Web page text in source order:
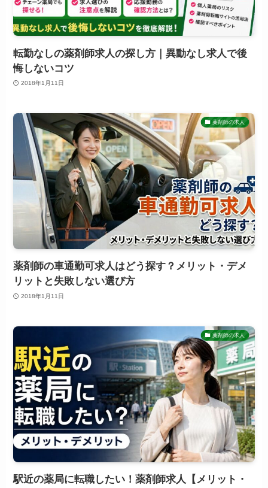
転勤なしの薬剤師求人の探し方｜異動なし求人で後
悔しないコツ
2018年1月11日
薬剤師の求人
薬剤師の車通勤可求人はどう探す？メリット・デメ
リットと失敗しない選び方
2018年1月11日
薬剤師の求人
駅近の薬局に転職したい！薬剤師求人【メリット・